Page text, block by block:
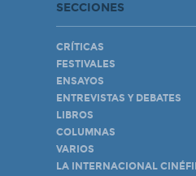
SECCIONES
CRÍTICAS
FESTIVALES
ENSAYOS
ENTREVISTAS Y DEBATES
LIBROS
COLUMNAS
VARIOS
LA INTERNACIONAL